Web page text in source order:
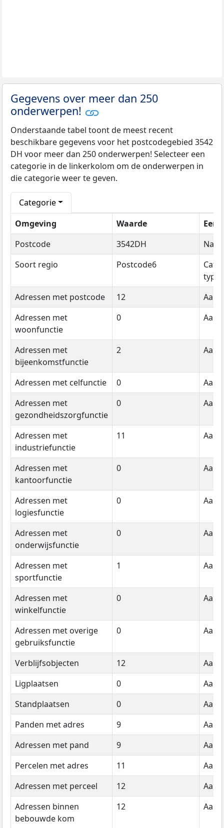
Gegevens over meer dan 250
onderwerpen!
Onderstaande tabel toont de meest recent
beschikbare gegevens voor het postcodegebied 3542
DH voor meer dan 250 onderwerpen! Selecteer een
categorie in de linkerkolom om de onderwerpen in
die categorie weer te geven.
Categorie
Omgeving
Waarde
Postcode
3542DH
Soort regio
Postcode6
type
Adressen met postcode
12
Adressen met
woonfunctie
0
Adressen met
bijeenkomstfunctie
2
Adressen met celfunctie 0
Adressen met
gezondheidszorgfunctie
0
Adressen met
industriefunctie
11
Adressen met
kantoorfunctie
0
Adressen met
logiesfunctie
0
Adressen met
onderwijsfunctie
0
Adressen met
sportfunctie
1
Adressen met
winkelfunctie
0
Adressen met overige
gebruiksfunctie
0
Verblijfsobjecten 12
Ligplaatsen
0
Standplaatsen
0
Panden met adres
9
Adressen met pand
9
Percelen met adres
11
Adressen met perceel
12
Adressen binnen
bebouwde kom
12